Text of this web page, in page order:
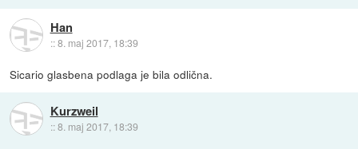
Han
::8. maj 2017, 18:39
Sicario glasbena podlaga je bila odlična.
Kurzweil
::8. maj 2017, 18:39